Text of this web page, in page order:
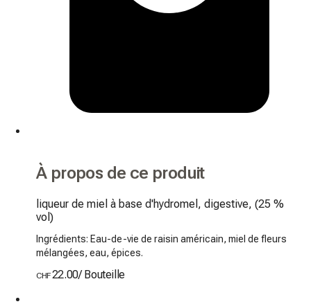
À propos de ce produit
liqueur de miel à base d'hydromel, digestive, (25 %
vol)
Ingrédients: Eau-de-vie de raisin américain, miel de fleurs
mélangées, eau, épices.
CHF22.00/ Bouteille